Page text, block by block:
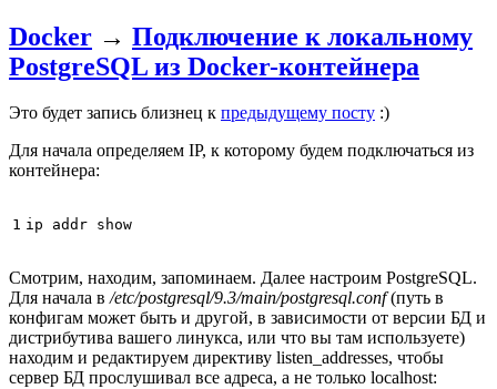
Docker → Подключение к локальному
PostgreSQL из Docker-контейнера
Это будет запись близнец к предыдущему посту :)
Для начала определяем IP, к которому будем подключаться из
контейнера:
1
Смотрим, находим, запоминаем. Далее настроим PostgreSQL.
Для начала в/etc/postgresql/9.3/main/postgresql.conf(путь в
конфигам может быть и другой, в зависимости от версии БД и
дистрибутива вашего линукса, или что вы там используете)
находим и редактируем директиву listen_addresses, чтобы
сервер БД прослушивал все адреса, а не только localhost: